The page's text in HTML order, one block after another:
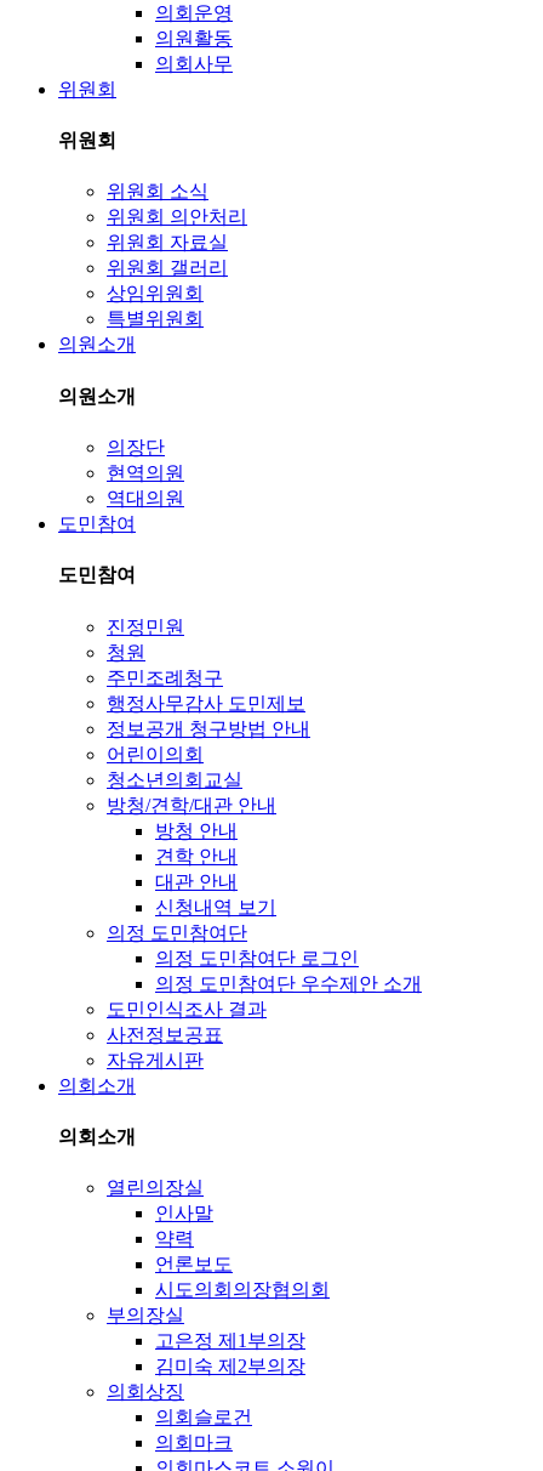
의회운영
의원활동
의회사무
위원회
위원회
위원회 소식
위원회 의안처리
위원회 자료실
위원회 갤러리
상임위원회
특별위원회
의원소개
의원소개
의장단
현역의원
역대의원
도민참여
도민참여
진정민원
청원
주민조례청구
행정사무감사 도민제보
정보공개 청구방법 안내
어린이의회
청소년의회교실
방청/견학/대관 안내
방청 안내
견학 안내
대관 안내
신청내역 보기
의정 도민참여단
의정 도민참여단 로그인
의정 도민참여단 우수제안 소개
도민인식조사 결과
사전정보공표
자유게시판
의회소개
의회소개
열린의장실
인사말
약력
언론보도
시도의회의장협의회
부의장실
고은정 제1부의장
김미숙 제2부의장
의회상징
의회슬로건
의회마크